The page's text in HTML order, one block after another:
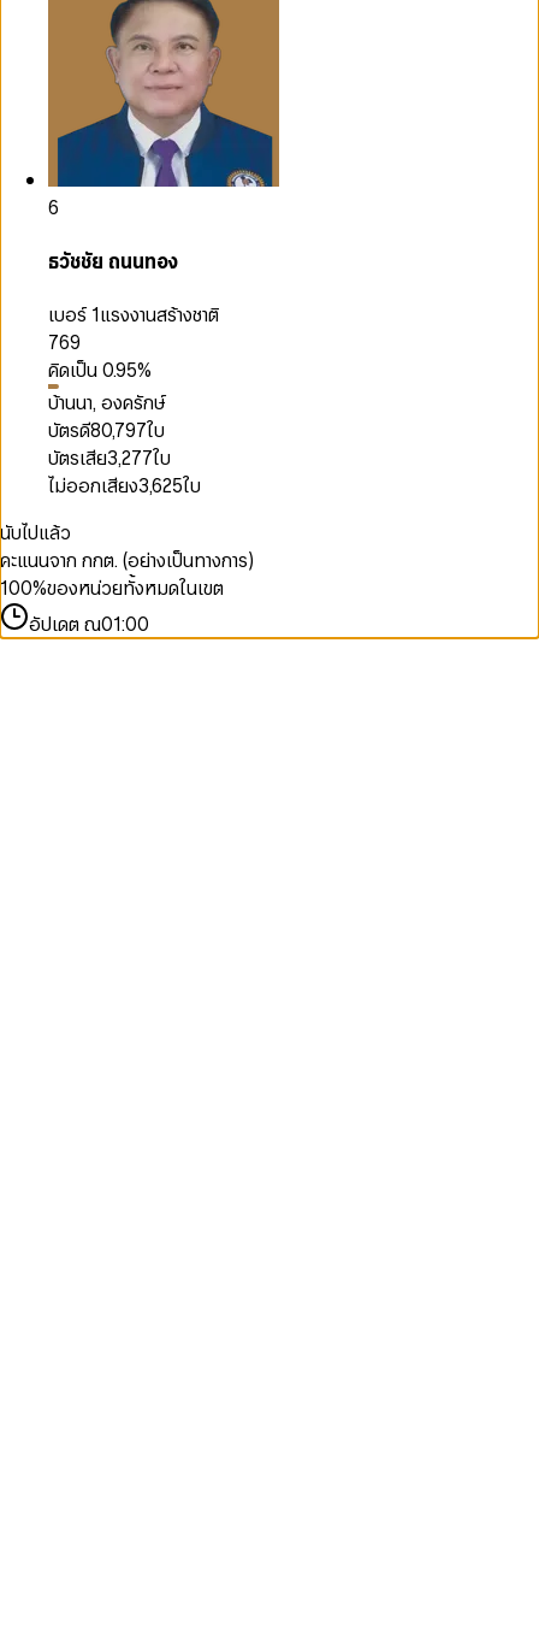
6
ธวัชชัย ถนนทอง
เบอร์ 1แรงงานสร้างชาติ
769
คิดเป็น0.95%
บ้านนา, องครักษ์
บัตรดี80,797ใบ
บัตรเสีย3,277ใบ
ไม่ออกเสียง3,625ใบ
นับไปแล้ว
คะแนนจาก กกต. (อย่างเป็นทางการ)
100%ของหน่วยทั้งหมดในเขต
อัปเดต ณ01:00